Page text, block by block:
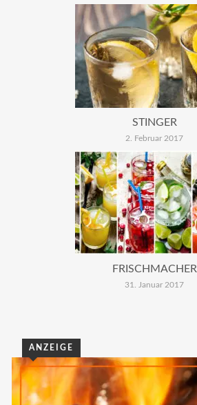
STINGER
2. Februar 2017
FRISCHMACHER
31. Januar 2017
ANZEIGE